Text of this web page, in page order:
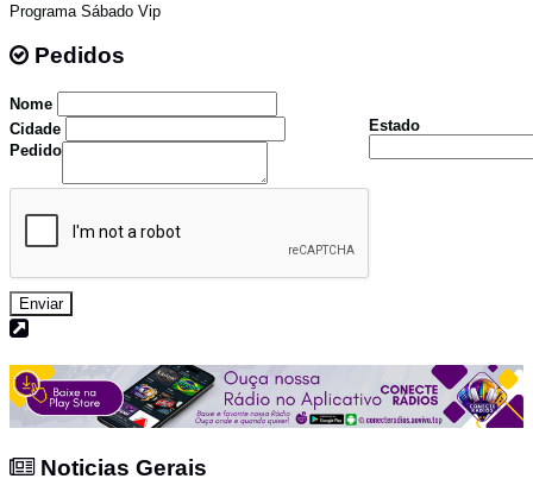
Programa Sábado Vip
Pedidos
Nome
Cidade
Estado
Pedido
Enviar
Noticias Gerais